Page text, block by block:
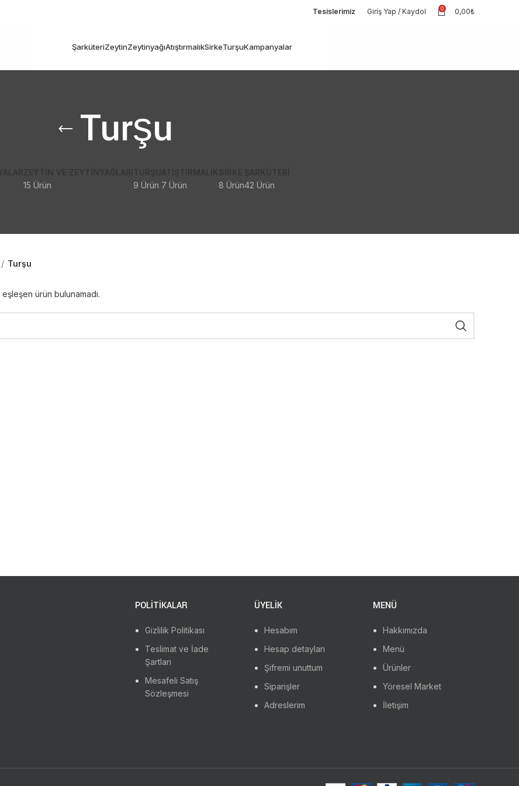
Tesislerimiz Giriş Yap / Kaydol 0 0,00₺
ŞarküteriZeytinZeytinyağıAtıştırmalıkSirkeTurşuKampanyalar
Turşu
15 Ürün
9 Ürün 7 Ürün
8 Ürün42 Ürün
Turşu
ürün bulunamadı.
POLİTİKALAR
Gizlilik Politikası
Teslimat ve İade
Şartları
Mesafeli Satış
Sözleşmesi
ÜYELİK
Hesabım
Hesap detayları
Şifremi unuttum
Siparişler
Adreslerim
MENÜ
Hakkımızda
Menü
Ürünler
Yöresel Market
İletişim